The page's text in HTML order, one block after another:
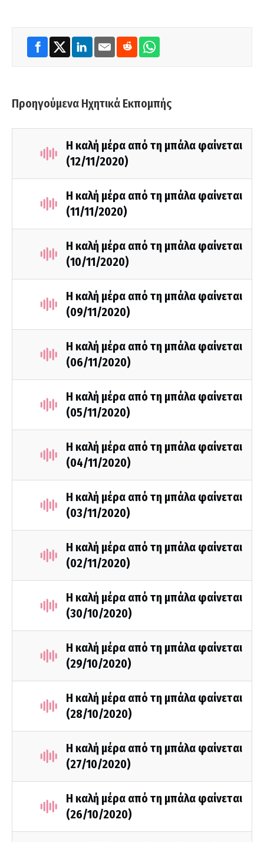
Προηγούμενα Ηχητικά Εκπομπής
Η καλή μέρα από τη μπάλα φαίνεται
(12/11/2020)
Η καλή μέρα από τη μπάλα φαίνεται
(11/11/2020)
Η καλή μέρα από τη μπάλα φαίνεται
(10/11/2020)
Η καλή μέρα από τη μπάλα φαίνεται
(09/11/2020)
Η καλή μέρα από τη μπάλα φαίνεται
(06/11/2020)
Η καλή μέρα από τη μπάλα φαίνεται
(05/11/2020)
Η καλή μέρα από τη μπάλα φαίνεται
(04/11/2020)
Η καλή μέρα από τη μπάλα φαίνεται
(03/11/2020)
Η καλή μέρα από τη μπάλα φαίνεται
(02/11/2020)
Η καλή μέρα από τη μπάλα φαίνεται
(30/10/2020)
Η καλή μέρα από τη μπάλα φαίνεται
(29/10/2020)
Η καλή μέρα από τη μπάλα φαίνεται
(28/10/2020)
Η καλή μέρα από τη μπάλα φαίνεται
(27/10/2020)
Η καλή μέρα από τη μπάλα φαίνεται
(26/10/2020)